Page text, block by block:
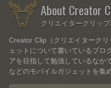
About Creator
クリエイタークリッ
Creator Clip（クリエイターク
ェットについて書いているブロ
アを目指して勉強しているなか
などのモバイルガジェットを集